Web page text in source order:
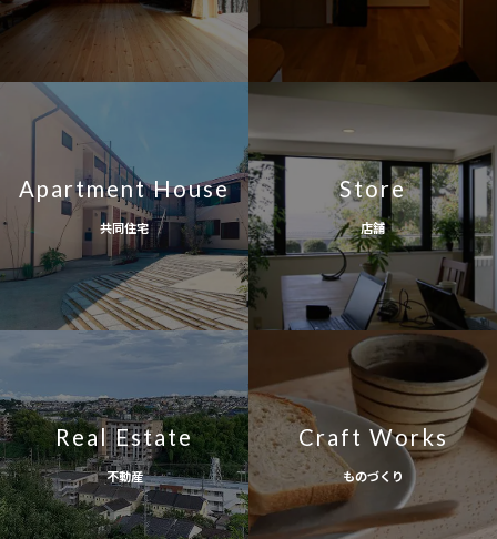
Apartment House
共同住宅
Store
店舗
Real Estate
不動産
Craft Works
ものづくり